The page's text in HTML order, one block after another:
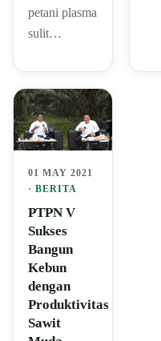
petani plasma
sulit…
01 MAY 2021
· BERITA
PTPN V
Sukses
Bangun
Kebun
dengan
Produktivitas
Sawit